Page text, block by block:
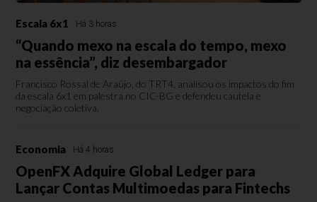
Escala 6x1 Há 3 horas
“Quando mexo na escala do tempo, mexo
na essência”, diz desembargador
Francisco Rossal de Araújo, do TRT4, analisou os impactos do fim
da escala 6x1 em palestra no CIC-BG e defendeu cautela e
negociação coletiva.
Economia Há 4 horas
OpenFX Adquire Global Ledger para
Lançar Contas Multimoedas para Fintechs